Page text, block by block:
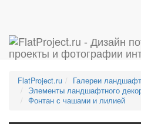
FlatProject.ru
Галереи
Элементы ландшафтного
Фонтан с чашами и лилией